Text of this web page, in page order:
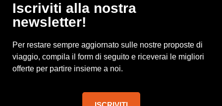
Iscriviti alla nostra
newsletter!
Per restare sempre aggiornato sulle nostre proposte di
viaggio, compila il form di seguito e riceverai le migliori
offerte per partire insieme a noi.